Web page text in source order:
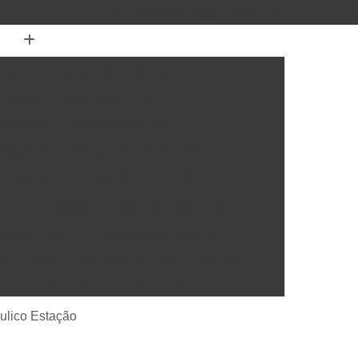
Abraçadeira de Grampo para Cano
Estação